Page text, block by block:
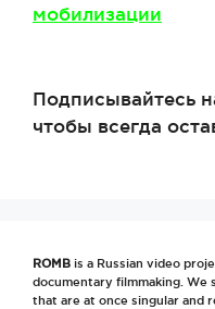
мобилизации
Подписывайтесь
чтобы всегда
ROMB is a Russian video
documentary filmmaking.
that are at once singular